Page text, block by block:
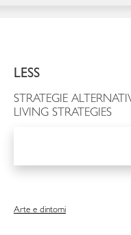
LESS
STRATEGIE
LIVING STRATEGIES
Arte e dintorni